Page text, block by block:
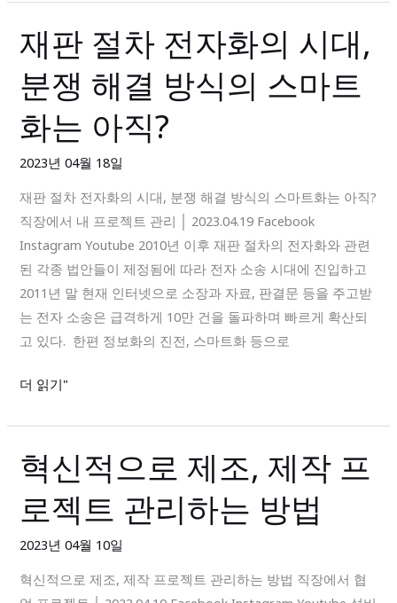
세
요
재판 절차 전자화의 시대,
분쟁 해결 방식의 스마트
화는 아직?
2023년 04월 18일
재판 절차 전자화의 시대, 분쟁 해결 방식의 스마트화는 아직?
직장에서 내 프로젝트 관리 │ 2023.04.19 Facebook
Instagram Youtube 2010년 이후 재판 절차의 전자화와 관련
된 각종 법안들이 제정됨에 따라 전자 소송 시대에 진입하고
2011년 말 현재 인터넷으로 소장과 자료, 판결문 등을 주고받
는 전자 소송은 급격하게 10만 건을 돌파하며 빠르게 확산되
고 있다. 한편 정보화의 진전, 스마트화 등으로
재
판
절
차
전
의
시
대,
분
쟁
해
결
식
마
화
직?
더 읽기"
혁신적으로 제조, 제작 프
로젝트 관리하는 방법
2023년 04월 10일
혁신적으로 제조, 제작 프로젝트 관리하는 방법 직장에서 협
혁
신
적
로
제